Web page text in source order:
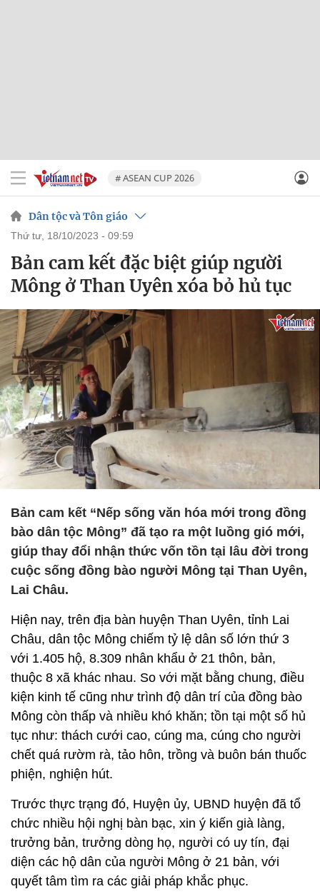
# ASEAN CUP 2026
Dân tộc và Tôn giáo
thứ tư, 18/10/2023 - 09:59
Bản cam kết đặc biệt giúp người
Mông ở Than Uyên xóa bỏ hủ tục
Bản cam kết “Nếp sống văn hóa mới trong đồng
bào dân tộc Mông” đã tạo ra một luồng gió mới,
giúp thay đổi nhận thức vốn tồn tại lâu đời trong
cuộc sống đồng bào người Mông tại Than Uyên,
Lai Châu.
Hiện nay, trên địa bàn huyện Than Uyên, tỉnh Lai
Châu, dân tộc Mông chiếm tỷ lệ dân số lớn thứ 3
với 1.405 hộ, 8.309 nhân khẩu ở 21 thôn, bản,
thuộc 8 xã khác nhau. So với mặt bằng chung, điều
kiện kinh tế cũng như trình độ dân trí của đồng bào
Mông còn thấp và nhiều khó khăn; tồn tại một số hủ
tục như: thách cưới cao, cúng ma, cúng cho người
chết quá rườm rà, tảo hôn, trồng và buôn bán thuốc
phiện, nghiện hút.
Trước thực trạng đó, Huyện ủy, UBND huyện đã tổ
chức nhiều hội nghị bàn bạc, xin ý kiến già làng,
trưởng bản, trưởng dòng họ, người có uy tín, đại
diện các hộ dân của người Mông ở 21 bản, với
quyết tâm tìm ra các giải pháp khắc phục.